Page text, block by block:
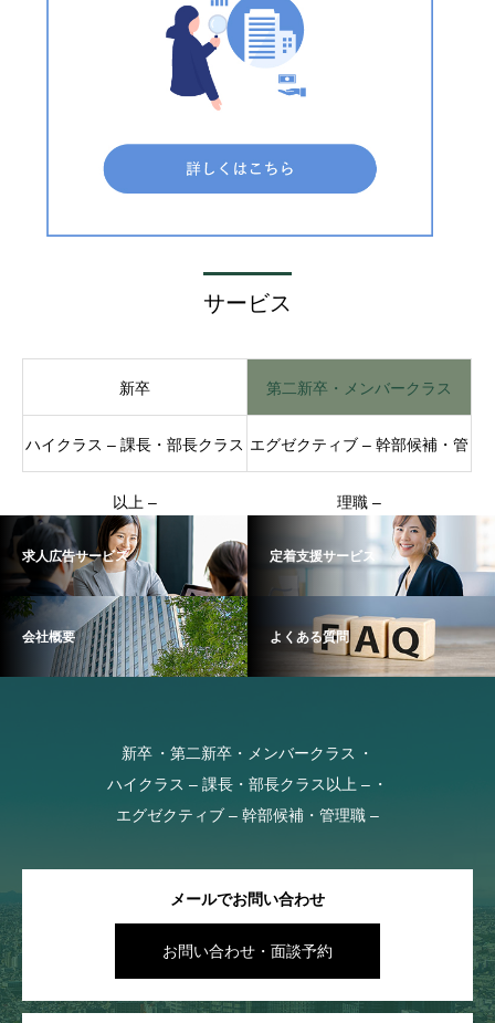
サービス
新卒 第二新卒・メンバークラス
ハイクラス – 課長・部長クラス
以上 –
エグゼクティブ – 幹部候補・管
理職 –
求人広告サービス 定着支援サービス
会社概要 よくある質問
新卒
第二新卒・メンバークラス
ハイクラス – 課長・部長クラス以上 –
エグゼクティブ – 幹部候補・管理職 –
メールでお問い合わせ
お問い合わせ・面談予約